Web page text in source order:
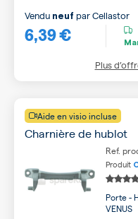
6,39 €
Vendu neuf parCellastor
Plus
Aide en visio incluse
Charnière de hublot
Ref.
Produit
Porte -
VENUS